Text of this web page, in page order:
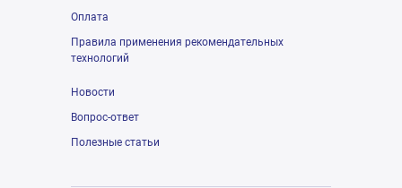
Оплата
Правила применения рекомендательных
технологий
Новости
Вопрос-ответ
Полезные статьи